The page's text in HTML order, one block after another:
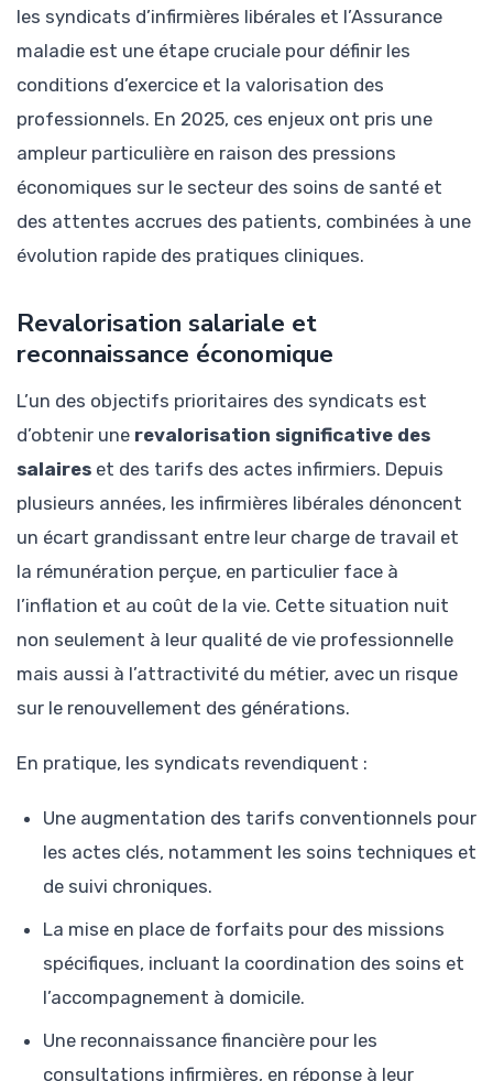
les syndicats d’infirmières libérales et l’Assurance
maladie est une étape cruciale pour définir les
conditions d’exercice et la valorisation des
professionnels. En 2025, ces enjeux ont pris une
ampleur particulière en raison des pressions
économiques sur le secteur des soins de santé et
des attentes accrues des patients, combinées à une
évolution rapide des pratiques cliniques.
Revalorisation salariale et
reconnaissance économique
L’un des objectifs prioritaires des syndicats est
d’obtenir une revalorisation significative des
salaires et des tarifs des actes infirmiers. Depuis
plusieurs années, les infirmières libérales dénoncent
un écart grandissant entre leur charge de travail et
la rémunération perçue, en particulier face à
l’inflation et au coût de la vie. Cette situation nuit
non seulement à leur qualité de vie professionnelle
mais aussi à l’attractivité du métier, avec un risque
sur le renouvellement des générations.
En pratique, les syndicats revendiquent :
Une augmentation des tarifs conventionnels pour
les actes clés, notamment les soins techniques et
de suivi chroniques.
La mise en place de forfaits pour des missions
spécifiques, incluant la coordination des soins et
l’accompagnement à domicile.
Une reconnaissance financière pour les
consultations infirmières, en réponse à leur